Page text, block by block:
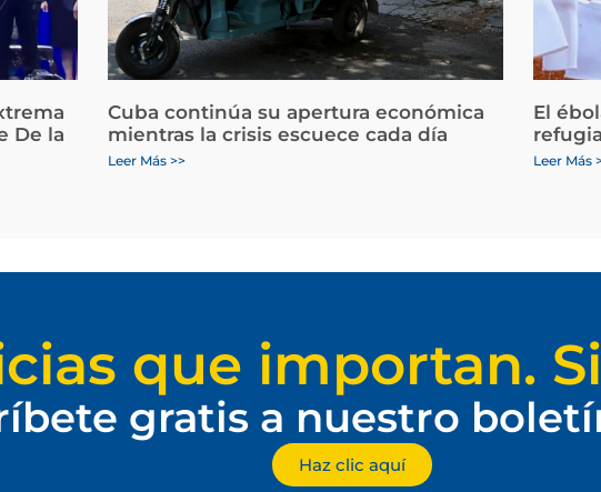
De la
Cuba continúa su apertura económica
mientras la crisis escuece cada día
Leer Más >>
El
Leer Más
que importan.
gratis a nuestro
Haz clic aquí